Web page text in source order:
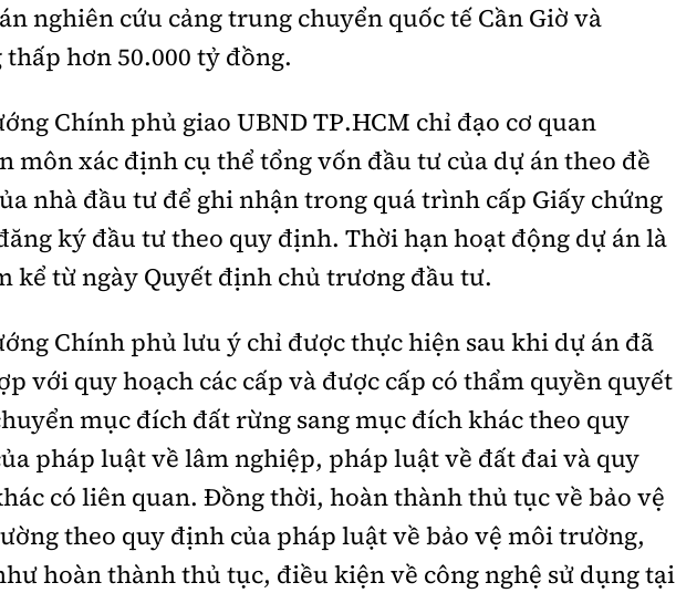
nghiên cứu cảng trung chuyển quốc tế Cần Giờ và
hơn 50.000 tỷ đồng.
Chính phủ giao UBND TP.HCM chỉ đạo cơ quan
môn xác định cụ thể tổng vốn đầu tư của dự án theo đề
nhà đầu tư để ghi nhận trong quá trình cấp Giấy chứng
ký đầu tư theo quy định. Thời hạn hoạt động dự án là
kể từ ngày Quyết định chủ trương đầu tư.
Chính phủ lưu ý chỉ được thực hiện sau khi dự án đã
với quy hoạch các cấp và được cấp có thẩm quyền quyết
mục đích đất rừng sang mục đích khác theo quy
pháp luật về lâm nghiệp, pháp luật về đất đai và quy
có liên quan. Đồng thời, hoàn thành thủ tục về bảo vệ
theo quy định của pháp luật về bảo vệ môi trường,
hoàn thành thủ tục, điều kiện về công nghệ sử dụng tại